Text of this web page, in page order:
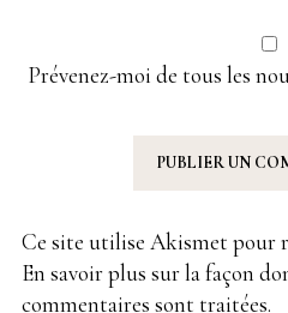
Prévenez-moi de tous les
Ce site utilise Akismet pour
En savoir plus sur la façon
commentaires sont traitées.